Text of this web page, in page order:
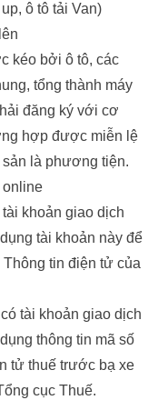
ô tô tải Van)
kéo bởi ô tô, các
tổng thành máy
đăng ký với cơ
hợp được miễn lệ
là phương tiện.
khoản giao dịch
tài khoản này để
tin điện tử của
tài khoản giao dịch
thông tin mã số
tử thuế trước bạ xe
cục Thuế.